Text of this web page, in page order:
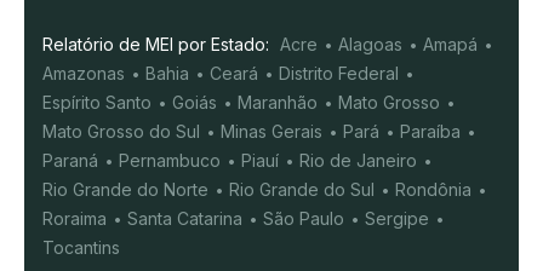
Relatório de MEI por Estado: Acre Alagoas
Amapá
Amazonas
Bahia Ceará
Distrito Federal
Espírito Santo
Goiás Maranhão
Mato Grosso
Mato Grosso do Sul
Minas Gerais Pará
Paraíba
Paraná
Pernambuco Piauí
Rio de Janeiro
Rio Grande do Norte
Rio Grande do Sul
Rondônia
Roraima
Santa Catarina São Paulo
Sergipe
Tocantins